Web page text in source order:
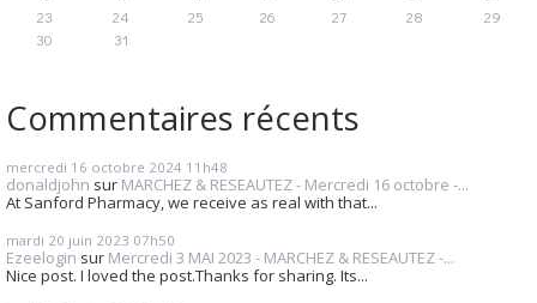
23
24 25 26 27 28
29
30
31
Commentaires récents
mercredi 16 octobre 2024 11h48
donaldjohn sur MARCHEZ & RESEAUTEZ - Mercredi 16 octobre -...
At Sanford Pharmacy, we receive as real with that...
mardi 20 juin 2023 07h50
Ezeelogin sur Mercredi 3 MAI 2023 - MARCHEZ & RESEAUTEZ -...
Nice post. I loved the post.Thanks for sharing. Its...